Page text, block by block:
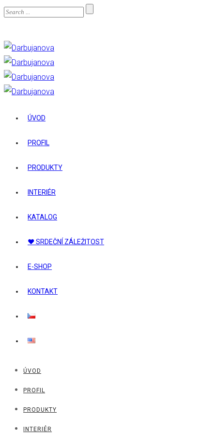
ÚVOD
PROFIL
PRODUKTY
INTERIÉR
KATALOG
❤ SRDEČNÍ ZÁLEŽITOST
E-SHOP
KONTAKT
ÚVOD
PROFIL
PRODUKTY
INTERIÉR